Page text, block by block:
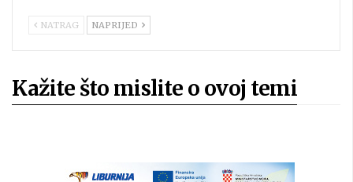
NATRAG NAPRIJED
Kažite što mislite o ovoj temi